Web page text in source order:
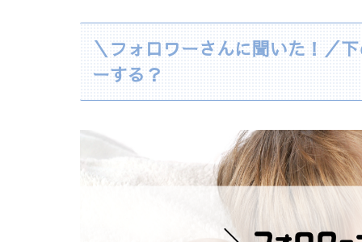
＼フォロワーさんに聞いた！／
ーする？